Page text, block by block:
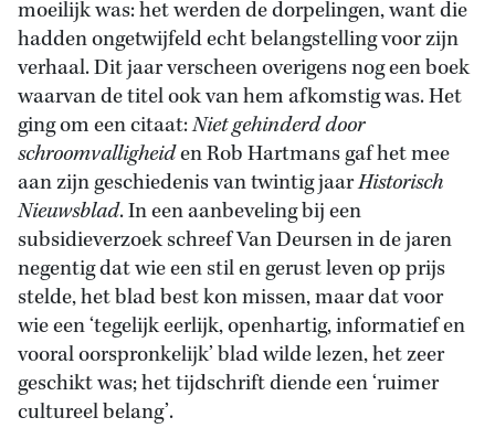
moeilijk was: het werden de dorpelingen, want die
hadden ongetwijfeld echt belangstelling voor zijn
verhaal. Dit jaar verscheen overigens nog een boek
waarvan de titel ook van hem afkomstig was. Het
ging om een citaat:Niet gehinderd door
schroomvalligheiden Rob Hartmans gaf het mee
aan zijn geschiedenis van twintig jaarHistorisch
Nieuwsblad. In een aanbeveling bij een
subsidieverzoek schreef Van Deursen in de jaren
negentig dat wie een stil en gerust leven op prijs
stelde, het blad best kon missen, maar dat voor
wie een ‘tegelijk eerlijk, openhartig, informatief en
vooral oorspronkelijk’ blad wilde lezen, het zeer
geschikt was; het tijdschrift diende een ‘ruimer
cultureel belang’.